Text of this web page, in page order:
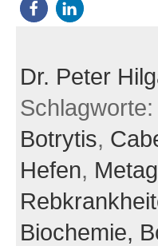
Dr. Peter
Schlagworte:
Botrytis,
Hefen,
Biochemie,